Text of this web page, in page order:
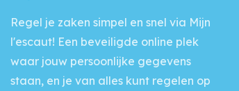
Regel je zaken simpel en snel via Mijn
l'escaut! Een beveiligde online plek
waar jouw persoonlijke gegevens
staan, en je van alles kunt regelen op